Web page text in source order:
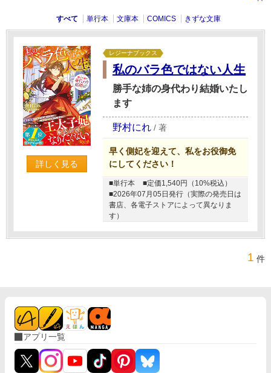
すべて 単行本 文庫本 COMICS きずな文庫
詳しく見る
レジーナブックス
私のバラ色ではない人生
勝手な姉の身代わり結婚いたし
ます
野村にれ / 著
早く側妃を迎えて、私をお役御免
にしてください！
■単行本
■定価1,540円（10%税込）
■2026年07月05日発行（実際の発売日は
書店、各電子ストアによって異なりま
す）
1 件
アプリ一覧